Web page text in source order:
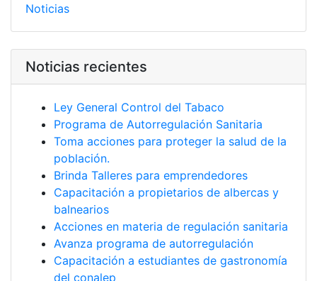
Noticias
Noticias recientes
Ley General Control del Tabaco
Programa de Autorregulación Sanitaria
Toma acciones para proteger la salud de la
población.
Brinda Talleres para emprendedores
Capacitación a propietarios de albercas y
balnearios
Acciones en materia de regulación sanitaria
Avanza programa de autorregulación
Capacitación a estudiantes de gastronomía
del conalep